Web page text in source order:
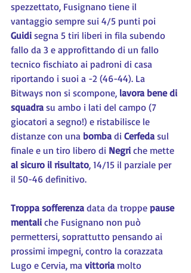
spezzettato, Fusignano tiene il
vantaggio sempre sui 4/5 punti poi
Guidi segna 5 tiri liberi in fila subendo
fallo da 3 e approfittando di un fallo
tecnico fischiato ai padroni di casa
riportando i suoi a -2 (46-44). La
Bitways non si scompone, lavora bene di
squadra su ambo i lati del campo (7
giocatori a segno!) e ristabilisce le
distanze con una bomba di Cerfeda sul
finale e un tiro libero di Negri che mette
al sicuro il risultato, 14/15 il parziale per
il 50-46 definitivo.
Troppa sofferenza data da troppe pause
mentali che Fusignano non può
permettersi, soprattutto pensando ai
prossimi impegni, contro la corazzata
Lugo e Cervia, ma vittoria molto